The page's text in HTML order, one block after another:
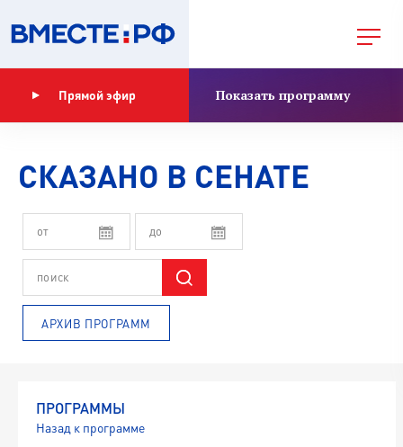
Прямой эфир Показать программу
СКАЗАНО В СЕНАТЕ
АРХИВ ПРОГРАММ
ПРОГРАММЫ
Назад к программе